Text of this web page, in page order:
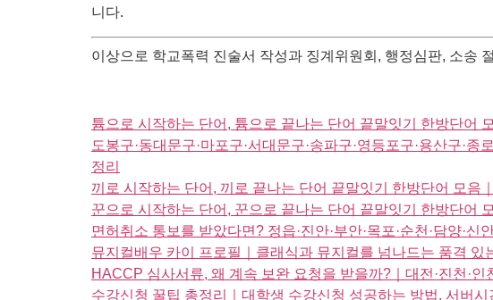
니다.
이상으로 학교폭력 진술서 작성과 징계위원회, 행정심판, 소송
튬으로 시작하는 단어, 튬으로 끝나는 단어 끝말잇기 한방단어
도봉구·동대문구·마포구·서대문구·송파구·영등포구·용산구·
정리
끼로 시작하는 단어, 끼로 끝나는 단어 끝말잇기 한방단어 모음
꾼으로 시작하는 단어, 꾼으로 끝나는 단어 끝말잇기 한방단어
면허취소 통보를 받았다면? 정읍·진안·부안·목포·순천·담양·
뮤지컬배우 카이 프로필｜클래식과 뮤지컬를 넘나드는 품격 있
HACCP 심사서류, 왜 계속 보완 요청을 받을까?｜대전·진천·
수강신청 꿀팁 총정리｜대학생 수강신청 성공하는 방법, 서버시